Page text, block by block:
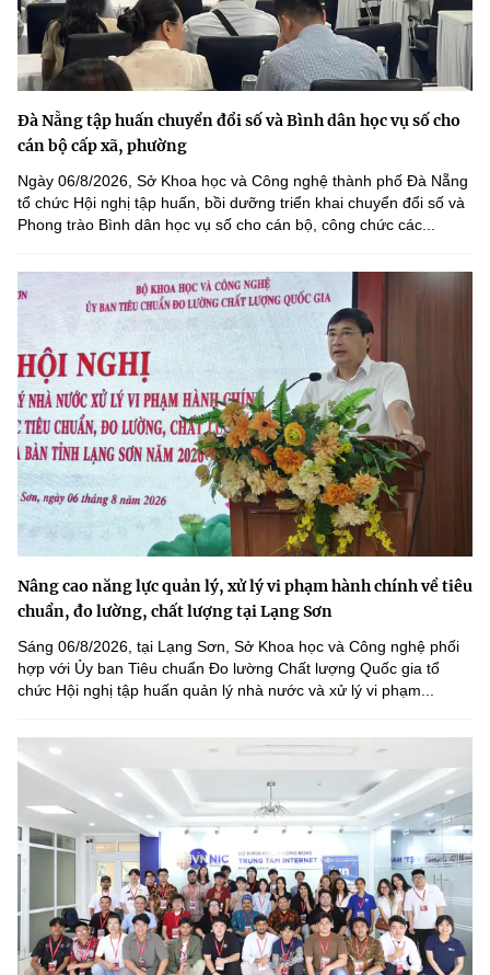
Đà Nẵng tập huấn chuyển đổi số và Bình dân học vụ số cho
cán bộ cấp xã, phường
Ngày 06/8/2026, Sở Khoa học và Công nghệ thành phố Đà Nẵng
tổ chức Hội nghị tập huấn, bồi dưỡng triển khai chuyển đổi số và
Phong trào Bình dân học vụ số cho cán bộ, công chức các...
Nâng cao năng lực quản lý, xử lý vi phạm hành chính về tiêu
chuẩn, đo lường, chất lượng tại Lạng Sơn
Sáng 06/8/2026, tại Lạng Sơn, Sở Khoa học và Công nghệ phối
hợp với Ủy ban Tiêu chuẩn Đo lường Chất lượng Quốc gia tổ
chức Hội nghị tập huấn quản lý nhà nước và xử lý vi phạm...